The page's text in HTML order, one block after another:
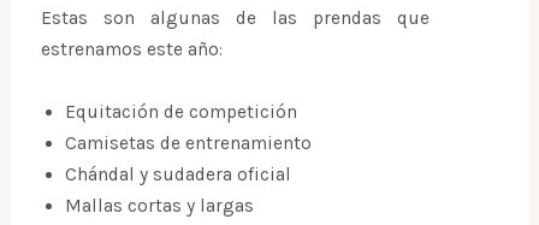
Estas son algunas de las prendas que
estrenamos este año:
Equitación de competición
Camisetas de entrenamiento
Chándal y sudadera oficial
Mallas cortas y largas